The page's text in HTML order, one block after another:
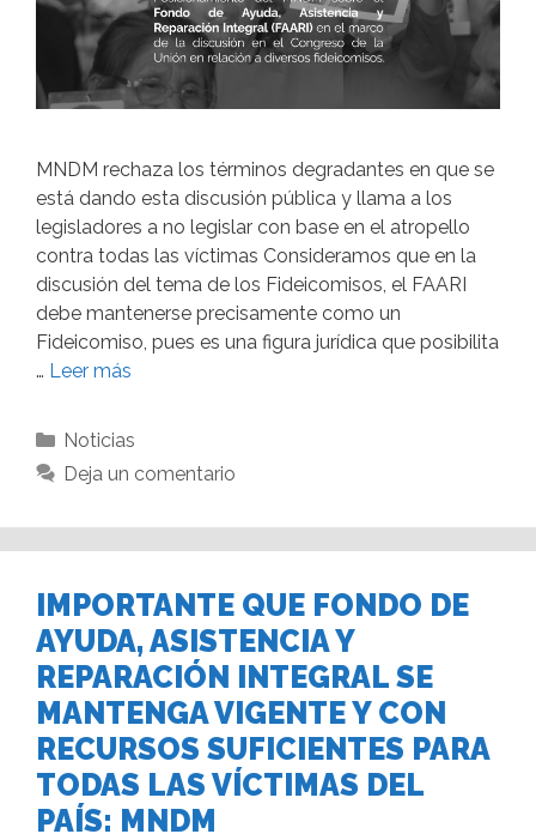
MNDM rechaza los términos degradantes en que se
está dando esta discusión pública y llama a los
legisladores a no legislar con base en el atropello
contra todas las víctimas Consideramos que en la
discusión del tema de los Fideicomisos, el FAARI
debe mantenerse precisamente como un
Fideicomiso, pues es una figura jurídica que posibilita
… Leer más
Noticias
Deja un comentario
IMPORTANTE QUE FONDO DE
AYUDA, ASISTENCIA Y
REPARACIÓN INTEGRAL SE
MANTENGA VIGENTE Y CON
RECURSOS SUFICIENTES PARA
TODAS LAS VÍCTIMAS DEL
PAÍS: MNDM